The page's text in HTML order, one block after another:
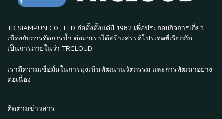
TR SIAMPUN CO., LTD ก่อตั้งตั้งแต่ปี 1982 เพื่อประกอบกิจการเกี่ยว
เนื่องกับการจัดการน้ำ ต่อมาเราได้สร้างสรรค์โปรเจคที่เรียกกัน
เป็นการภายในว่า TRCLOUD.
เรามีความเชื่อมั่นในการมุ่งเน้นพัฒนานวัตกรรม และการพัฒนาอย่าง
ต่อเนื่อง
ติดตามข่าวสาร